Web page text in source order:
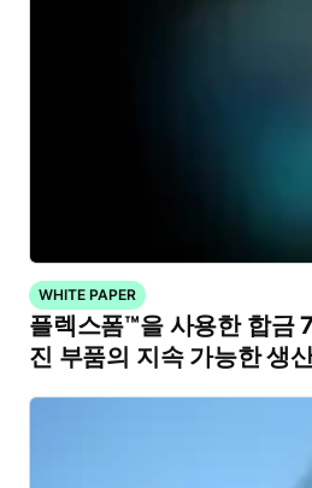
WHITE PAPER
플렉스폼™을 사용한 합금
진 부품의 지속 가능한 생